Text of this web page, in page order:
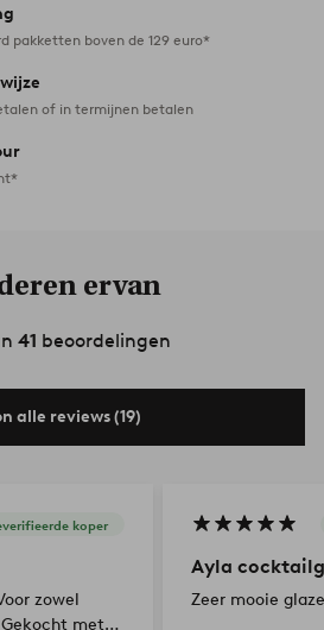
pakketten boven de 129 euro*
of in termijnen betalen
ervan
41 beoordelingen
alle reviews (19)
koper
zowel
met
Ayla
Zeer mooie